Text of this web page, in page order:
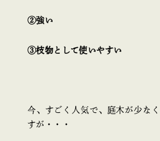
②強い
③枝物として使いやすい
今、すごく人気で、庭木が少な
すが・・・